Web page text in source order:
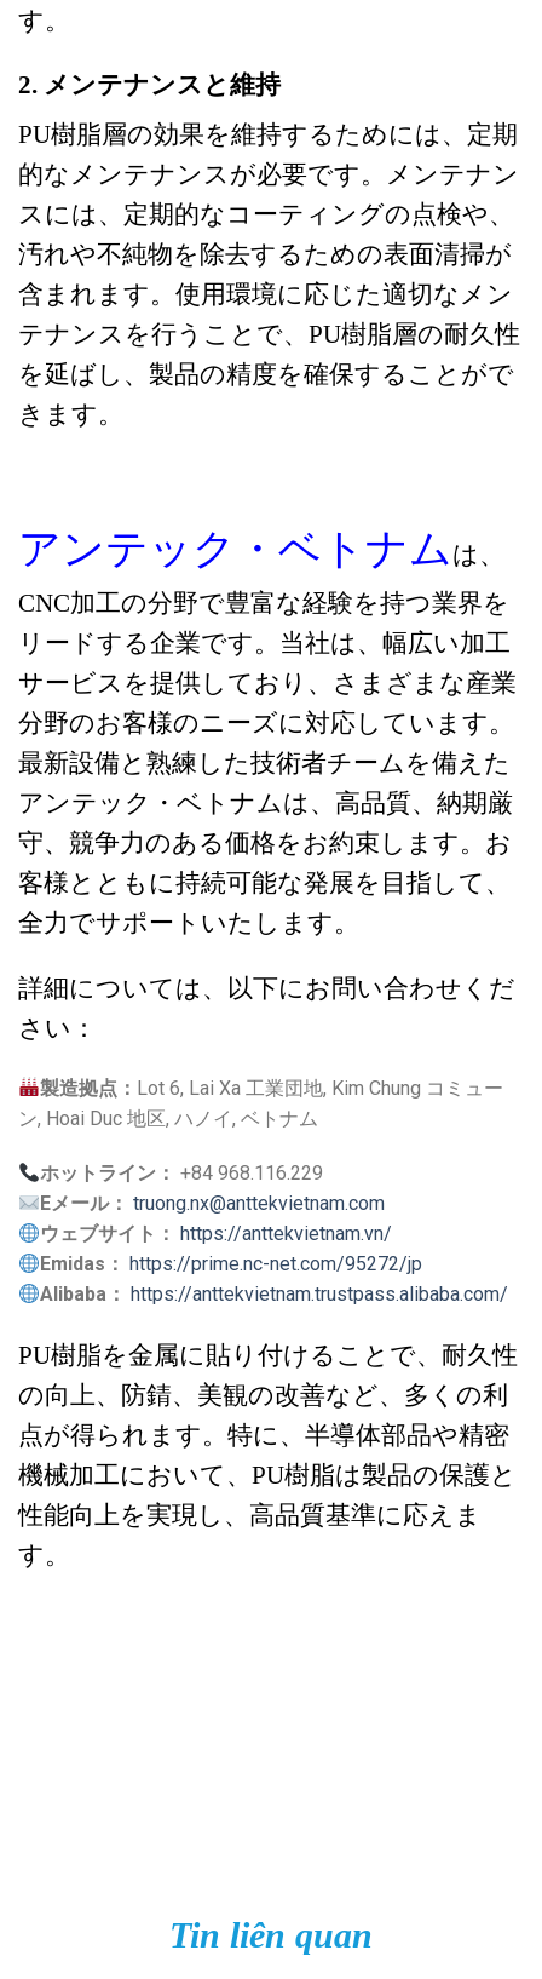
す。
2. メンテナンスと維持
PU樹脂層の効果を維持するためには、定期
的なメンテナンスが必要です。メンテナン
スには、定期的なコーティングの点検や、
汚れや不純物を除去するための表面清掃が
含まれます。使用環境に応じた適切なメン
テナンスを行うことで、PU樹脂層の耐久性
を延ばし、製品の精度を確保することがで
きます。
アンテック・ベトナムは、
CNC加工の分野で豊富な経験を持つ業界を
リードする企業です。当社は、幅広い加工
サービスを提供しており、さまざまな産業
分野のお客様のニーズに対応しています。
最新設備と熟練した技術者チームを備えた
アンテック・ベトナムは、高品質、納期厳
守、競争力のある価格をお約束します。お
客様とともに持続可能な発展を目指して、
全力でサポートいたします。
詳細については、以下にお問い合わせくだ
さい：
製造拠点： Lot 6, Lai Xa 工業団地, Kim Chung コミュー
ン, Hoai Duc 地区, ハノイ, ベトナム
ホットライン： +84 968.116.229
Eメール： truong.nx@anttekvietnam.com
ウェブサイト：
https://anttekvietnam.vn/
Emidas：
https://prime.nc-net.com/95272/jp
Alibaba：
https://anttekvietnam.trustpass.alibaba.com/
PU樹脂を金属に貼り付けることで、耐久性
の向上、防錆、美観の改善など、多くの利
点が得られます。特に、半導体部品や精密
機械加工において、PU樹脂は製品の保護と
性能向上を実現し、高品質基準に応えま
す。
Tin liên quan